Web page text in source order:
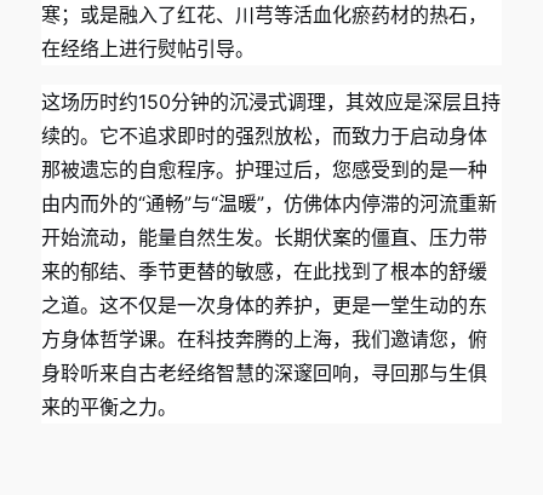
寒；或是融入了红花、川芎等活血化瘀药材的热石，
在经络上进行熨帖引导。
这场历时约150分钟的沉浸式调理，其效应是深层且持
续的。它不追求即时的强烈放松，而致力于启动身体
那被遗忘的自愈程序。护理过后，您感受到的是一种
由内而外的“通畅”与“温暖”，仿佛体内停滞的河流重新
开始流动，能量自然生发。长期伏案的僵直、压力带
来的郁结、季节更替的敏感，在此找到了根本的舒缓
之道。这不仅是一次身体的养护，更是一堂生动的东
方身体哲学课。在科技奔腾的上海，我们邀请您，俯
身聆听来自古老经络智慧的深邃回响，寻回那与生俱
来的平衡之力。